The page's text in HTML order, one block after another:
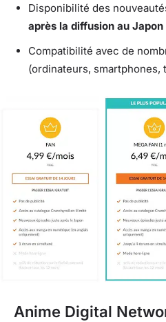
Disponibilité des
après la diffusion au Japon
Compatibilité avec de
(ordinateurs, smartphones,
Anime Digital